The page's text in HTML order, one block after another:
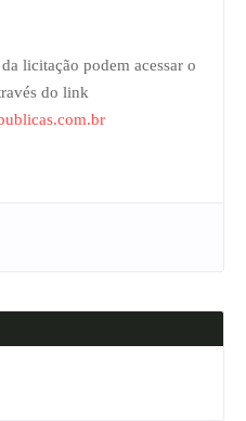
licitação podem acessar o
do link